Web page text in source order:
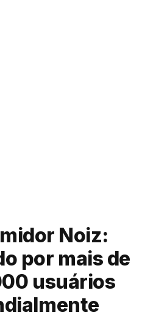
Noiz:
por mais de
usuários